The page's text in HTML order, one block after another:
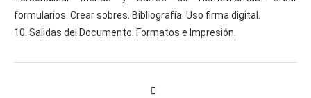
formularios. Crear sobres. Bibliografía. Uso firma digital.
10. Salidas del Documento. Formatos e Impresión.